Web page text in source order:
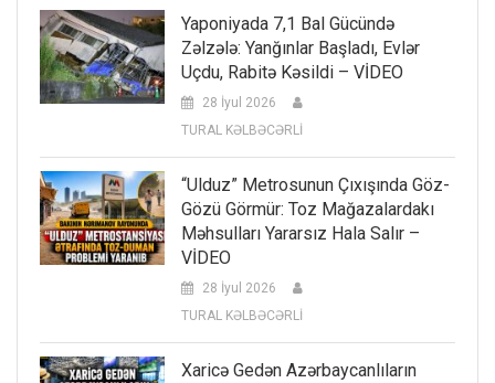
Yaponiyada 7,1 Bal Gücündə
Zəlzələ: Yanğınlar Başladı, Evlər
Uçdu, Rabitə Kəsildi – VİDEO
28 İyul 2026
TURAL KƏLBƏCƏRLİ
“Ulduz” Metrosunun Çıxışında Göz-
Gözü Görmür: Toz Mağazalardakı
Məhsulları Yararsız Hala Salır –
VİDEO
28 İyul 2026
TURAL KƏLBƏCƏRLİ
Xaricə Gedən Azərbaycanlıların